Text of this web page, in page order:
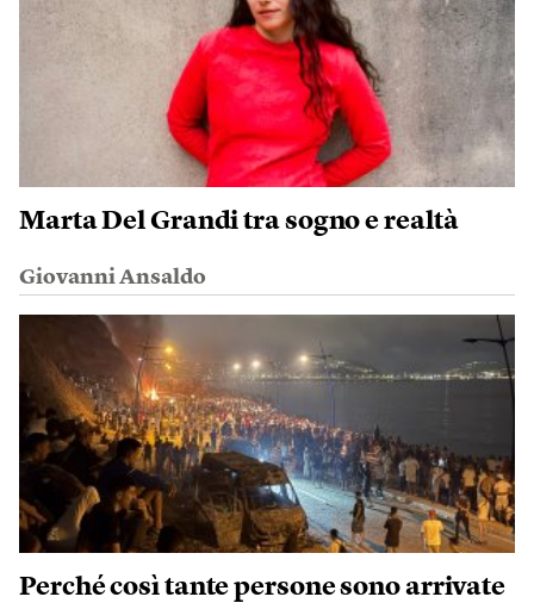
Marta Del Grandi tra sogno e realtà
Giovanni Ansaldo
Perché così tante persone sono arrivate